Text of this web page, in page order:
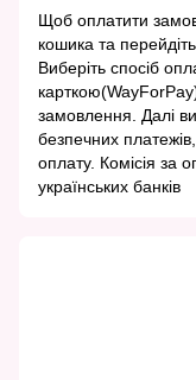
Щоб оплатити
кошика та
Виберіть спосіб
замовлення. Далі
безпечних
оплату. Комісія за
українських банків